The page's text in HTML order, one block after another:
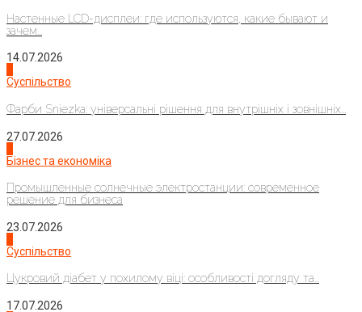
Настенные LCD-дисплеи: где используются, какие бывают и
зачем...
14.07.2026
Суспільство
Фарби Sniezka: універсальні рішення для внутрішніх і зовнішніх...
27.07.2026
Бізнес та економіка
Промышленные солнечные электростанции: современное
решение для бизнеса
23.07.2026
Суспільство
Цукровий діабет у похилому віці: особливості догляду та...
17.07.2026